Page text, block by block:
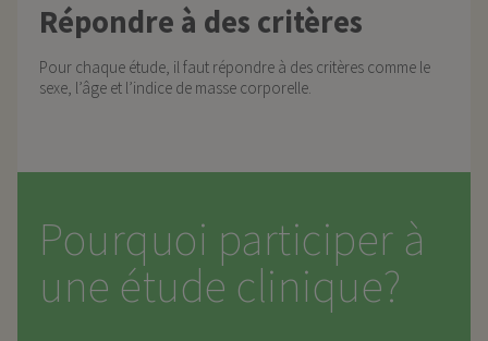
Répondre à des critères
Pour chaque étude, il faut répondre à des critères comme le
sexe, l’âge et l’indice de masse corporelle.
Pourquoi participer à
une étude clinique?